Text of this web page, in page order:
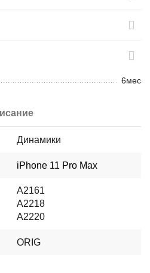
6мес
Динамики
iPhone 11 Pro Max
A2161
A2218
A2220
ORIG